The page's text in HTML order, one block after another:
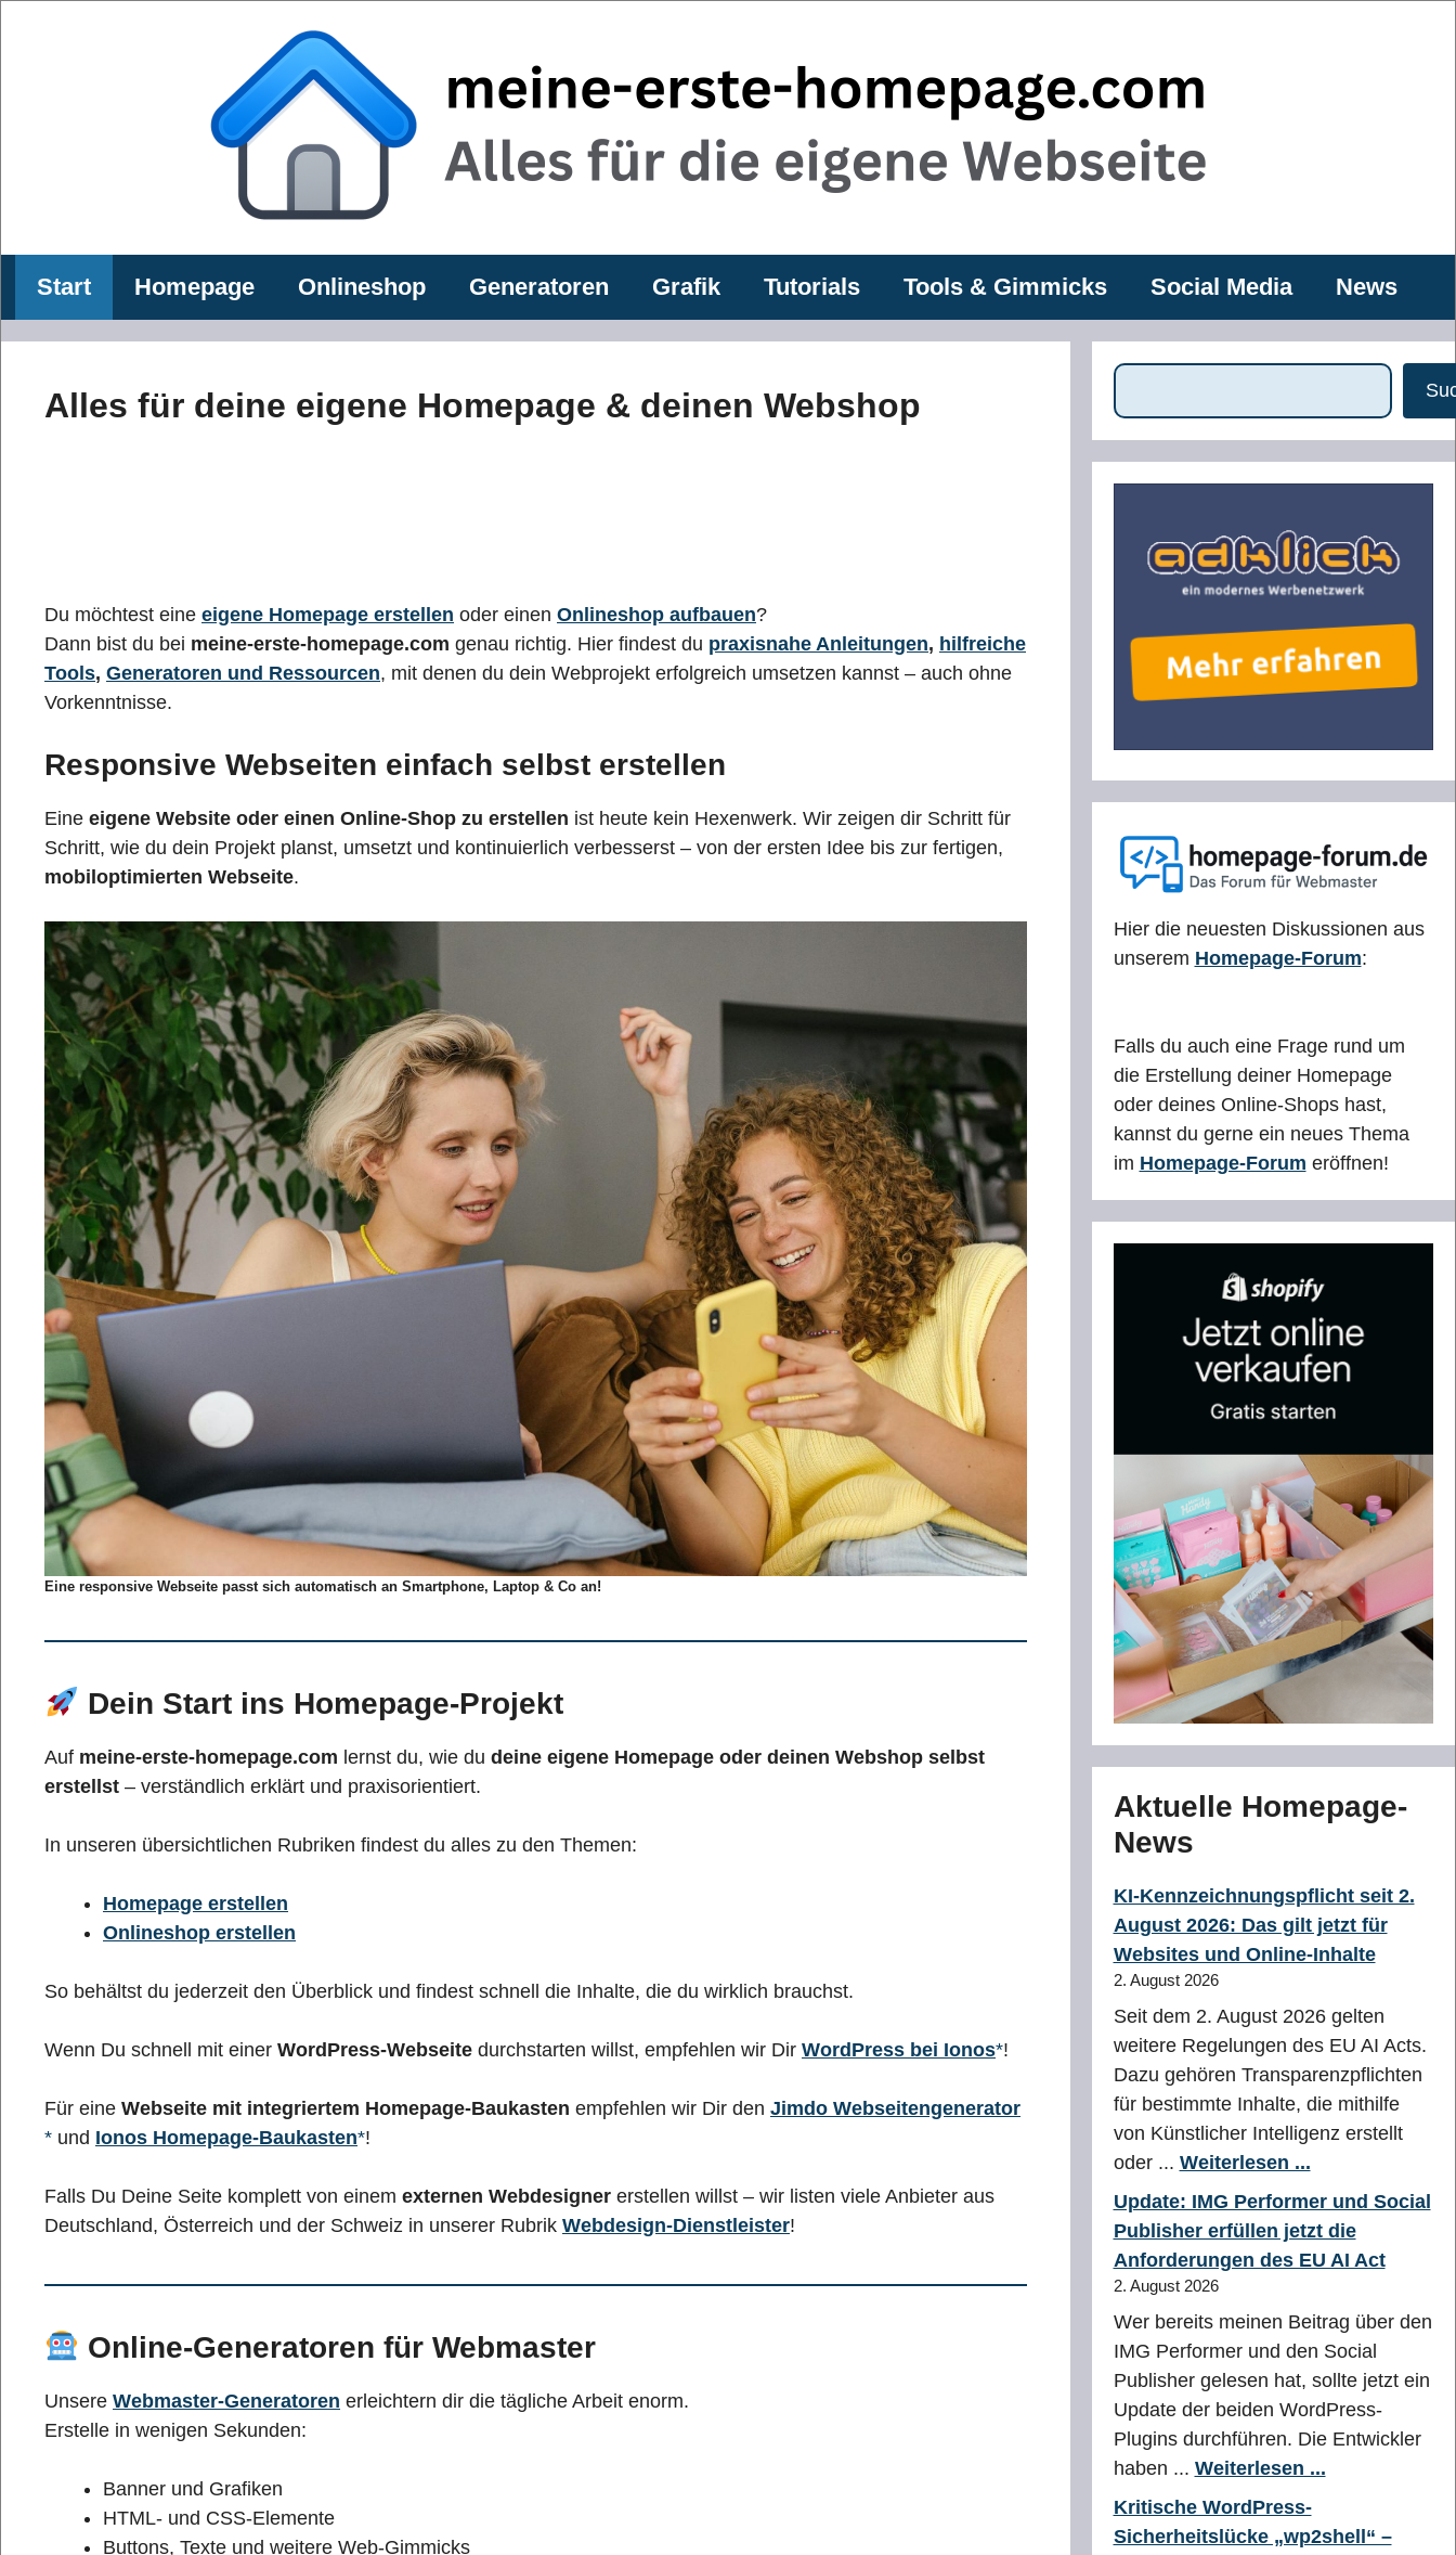
Start Homepage Onlineshop Generatoren Grafik Tutorials Tools & Gimmicks Social Media News
Alles für deine eigene Homepage & deinen Webshop
Du möchtest eine eigene Homepage erstellen oder einen Onlineshop aufbauen?
Dann bist du bei meine-erste-homepage.com genau richtig. Hier findest du praxisnahe Anleitungen, hilfreiche
Tools, Generatoren und Ressourcen, mit denen du dein Webprojekt erfolgreich umsetzen kannst – auch ohne
Vorkenntnisse.
Responsive Webseiten einfach selbst erstellen
Eine eigene Website oder einen Online-Shop zu erstellen ist heute kein Hexenwerk. Wir zeigen dir Schritt für
Schritt, wie du dein Projekt planst, umsetzt und kontinuierlich verbesserst – von der ersten Idee bis zur fertigen,
mobiloptimierten Webseite.
Eine responsive Webseite passt sich automatisch an Smartphone, Laptop & Co an!
Dein Start ins Homepage-Projekt
Auf meine-erste-homepage.com lernst du, wie du deine eigene Homepage oder deinen Webshop selbst
erstellst – verständlich erklärt und praxisorientiert.
In unseren übersichtlichen Rubriken findest du alles zu den Themen:
Homepage erstellen
Onlineshop erstellen
So behältst du jederzeit den Überblick und findest schnell die Inhalte, die du wirklich brauchst.
Wenn Du schnell mit einer WordPress-Webseite durchstarten willst, empfehlen wir Dir WordPress bei Ionos !
Für eine Webseite mit integriertem Homepage-Baukasten empfehlen wir Dir den Jimdo Webseitengenerator
und Ionos Homepage-Baukasten !
Falls Du Deine Seite komplett von einem externen Webdesigner erstellen willst – wir listen viele Anbieter aus
Deutschland, Österreich und der Schweiz in unserer Rubrik Webdesign-Dienstleister!
Online-Generatoren für Webmaster
Unsere Webmaster-Generatoren erleichtern dir die tägliche Arbeit enorm.
Erstelle in wenigen Sekunden:
Banner und Grafiken
HTML- und CSS-Elemente
Buttons, Texte und weitere Web-Gimmicks
Suchen
Hier die neuesten Diskussionen aus
unserem Homepage-Forum:
Falls du auch eine Frage rund um
die Erstellung deiner Homepage
oder deines Online-Shops hast,
kannst du gerne ein neues Thema
im Homepage-Forum eröffnen!
Aktuelle Homepage-
News
KI-Kennzeichnungspflicht seit 2.
August 2026: Das gilt jetzt für
Websites und Online-Inhalte
2. August 2026
Seit dem 2. August 2026 gelten
weitere Regelungen des EU AI Acts.
Dazu gehören Transparenzpflichten
für bestimmte Inhalte, die mithilfe
von Künstlicher Intelligenz erstellt
oder ... Weiterlesen ...
Update: IMG Performer und Social
Publisher erfüllen jetzt die
Anforderungen des EU AI Act
2. August 2026
Wer bereits meinen Beitrag über den
IMG Performer und den Social
Publisher gelesen hat, sollte jetzt ein
Update der beiden WordPress-
Plugins durchführen. Die Entwickler
haben ... Weiterlesen ...
Kritische WordPress-
Sicherheitslücke „wp2shell“ –